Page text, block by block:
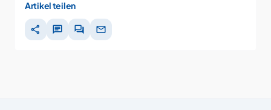
Artikel teilen
share chat forum mail